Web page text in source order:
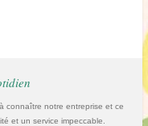
connaître notre entreprise et ce
et un service impeccable.